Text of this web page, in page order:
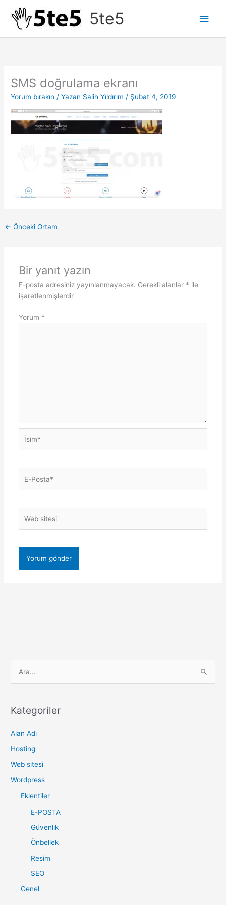
5te5
Ana
SMS doğrulama ekranı
Yorum bırakın / Yazan Salih Yıldırım/ Şubat 4, 2019
← Önceki Ortam
Bir yanıt yazın
E-posta adresiniz yayınlanmayacak. Gerekli alanlar * ile
işaretlenmişlerdir
Yorum *
Posta*
sitesi
r
h
f
o
Kategoriler
Alan Adı
Hosting
Web sitesi
Wordpress
Eklentiler
E-POSTA
Güvenlik
Önbellek
Resim
SEO
Genel